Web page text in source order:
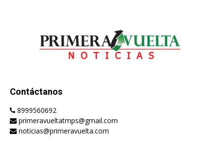
Contáctanos
8999560692
primeravueltatmps@gmail.com
noticias@primeravuelta.com